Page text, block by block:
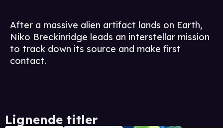
After a massive alien artifact lands on Earth,
Niko Breckinridge leads an interstellar mission
to track down its source and make first
contact.
Lignende titler